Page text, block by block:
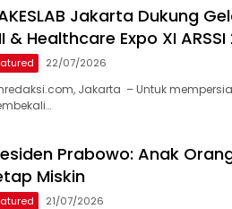
Jakarta Dukung
& Healthcare Expo XI ARSSI
22/07/2026
Jakarta – Untuk
Prabowo: Anak
Miskin
21/07/2026